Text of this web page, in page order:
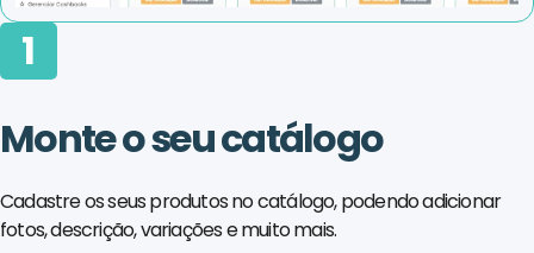
1
Monte o seu catálogo
Cadastre os seus produtos no catálogo, podendo adicionar
fotos, descrição, variações e muito mais.